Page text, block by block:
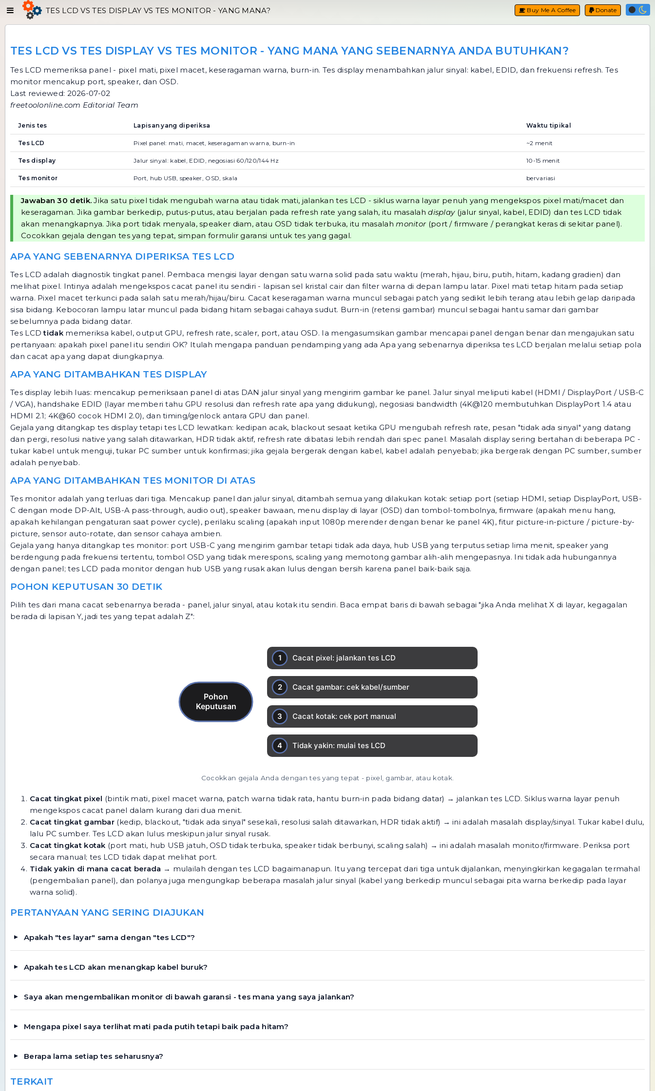
Donate
Buy Me A Coffee
TES LCD VS TES DISPLAY VS TES MONITOR - YANG MANA?
TES LCD VS TES DISPLAY VS TES MONITOR - YANG MANA YANG SEBENARNYA ANDA BUTUHKAN?
Tes LCD memeriksa panel - pixel mati, pixel macet, keseragaman warna, burn-in. Tes display menambahkan jalur sinyal: kabel, EDID, dan frekuensi refresh. Tes
monitor mencakup port, speaker, dan OSD.
Last reviewed: 2026-07-02
freetoolonline.com Editorial Team
Jenis tes Lapisan yang diperiksa Waktu tipikal
Tes LCD Pixel panel: mati, macet, keseragaman warna, burn-in ~2 menit
Tes display Jalur sinyal: kabel, EDID, negosiasi 60/120/144 Hz 10-15 menit
Tes monitor Port, hub USB, speaker, OSD, skala bervariasi
Jawaban 30 detik. Jika satu pixel tidak mengubah warna atau tidak mati, jalankantes LCD - siklus warna layar penuh yang mengekspos pixel mati/macet dan
keseragaman. Jika gambar berkedip, putus-putus, atau berjalan pada refresh rate yang salah, itu masalahdisplay(jalur sinyal, kabel, EDID) dan tes LCD tidak
akan menangkapnya. Jika port tidak menyala, speaker diam, atau OSD tidak terbuka, itu masalahmonitor(port / firmware / perangkat keras di sekitar panel).
Cocokkan gejala dengan tes yang tepat, simpan formulir garansi untuk tes yang gagal.
APA YANG SEBENARNYA DIPERIKSA TES LCD
Tes LCD adalah diagnostik tingkat panel. Pembaca mengisi layar dengan satu warna solid pada satu waktu (merah, hijau, biru, putih, hitam, kadang gradien) dan
melihat pixel. Intinya adalah mengekspos cacat panel itu sendiri - lapisan sel kristal cair dan filter warna di depan lampu latar. Pixel mati tetap hitam pada setiap
warna. Pixel macet terkunci pada salah satu merah/hijau/biru. Cacat keseragaman warna muncul sebagai patch yang sedikit lebih terang atau lebih gelap daripada
sisa bidang. Kebocoran lampu latar muncul pada bidang hitam sebagai cahaya sudut. Burn-in (retensi gambar) muncul sebagai hantu samar dari gambar
sebelumnya pada bidang datar.
Tes LCDtidakmemeriksa kabel, output GPU, refresh rate, scaler, port, atau OSD. Ia mengasumsikan gambar mencapai panel dengan benar dan mengajukan satu
pertanyaan: apakah pixel panel itu sendiri OK? Itulah mengapa panduan pendamping yang ada Apa yang sebenarnya diperiksa tes LCD berjalan melalui setiap pola
dan cacat apa yang dapat diungkapnya.
APA YANG DITAMBAHKAN TES DISPLAY
Tes display lebih luas: mencakup pemeriksaan panel di atas DAN jalur sinyal yang mengirim gambar ke panel. Jalur sinyal meliputi kabel (HDMI / DisplayPort / USB-C
/ VGA), handshake EDID (layar memberi tahu GPU resolusi dan refresh rate apa yang didukung), negosiasi bandwidth (4K@120 membutuhkan DisplayPort 1.4 atau
HDMI 2.1; 4K@60 cocok HDMI 2.0), dan timing/genlock antara GPU dan panel.
Gejala yang ditangkap tes display tetapi tes LCD lewatkan: kedipan acak, blackout sesaat ketika GPU mengubah refresh rate, pesan "tidak ada sinyal" yang datang
dan pergi, resolusi native yang salah ditawarkan, HDR tidak aktif, refresh rate dibatasi lebih rendah dari spec panel. Masalah display sering bertahan di beberapa PC -
tukar kabel untuk menguji, tukar PC sumber untuk konfirmasi; jika gejala bergerak dengan kabel, kabel adalah penyebab; jika bergerak dengan PC sumber, sumber
adalah penyebab.
APA YANG DITAMBAHKAN TES MONITOR DI ATAS
Tes monitor adalah yang terluas dari tiga. Mencakup panel dan jalur sinyal, ditambah semua yang dilakukan kotak: setiap port (setiap HDMI, setiap DisplayPort, USB-
C dengan mode DP-Alt, USB-A pass-through, audio out), speaker bawaan, menu display di layar (OSD) dan tombol-tombolnya, firmware (apakah menu hang,
apakah kehilangan pengaturan saat power cycle), perilaku scaling (apakah input 1080p merender dengan benar ke panel 4K), fitur picture-in-picture / picture-by-
picture, sensor auto-rotate, dan sensor cahaya ambien.
Gejala yang hanya ditangkap tes monitor: port USB-C yang mengirim gambar tetapi tidak ada daya, hub USB yang terputus setiap lima menit, speaker yang
berdengung pada frekuensi tertentu, tombol OSD yang tidak merespons, scaling yang memotong gambar alih-alih mengepasnya. Ini tidak ada hubungannya
dengan panel; tes LCD pada monitor dengan hub USB yang rusak akan lulus dengan bersih karena panel baik-baik saja.
POHON KEPUTUSAN 30 DETIK
Pilih tes dari mana cacat sebenarnya berada - panel, jalur sinyal, atau kotak itu sendiri. Baca empat baris di bawah sebagai "jika Anda melihat X di layar, kegagalan
berada di lapisan Y, jadi tes yang tepat adalah Z":
Cocokkan gejala Anda dengan tes yang tepat - pixel, gambar, atau kotak.
Cacat tingkat pixel (bintik mati, pixel macet warna, patch warna tidak rata, hantu burn-in pada bidang datar) → jalankantes LCD. Siklus warna layar penuh
mengekspos cacat panel dalam kurang dari dua menit.
Cacat tingkat gambar (kedip, blackout, "tidak ada sinyal" sesekali, resolusi salah ditawarkan, HDR tidak aktif) → ini adalah masalah display/sinyal. Tukar kabel dulu,
lalu PC sumber. Tes LCD akan lulus meskipun jalur sinyal rusak.
Cacat tingkat kotak (port mati, hub USB jatuh, OSD tidak terbuka, speaker tidak berbunyi, scaling salah) → ini adalah masalah monitor/firmware. Periksa port
secara manual; tes LCD tidak dapat melihat port.
Tidak yakin di mana cacat berada → mulailah dengantes LCD bagaimanapun. Itu yang tercepat dari tiga untuk dijalankan, menyingkirkan kegagalan termahal
(pengembalian panel), dan polanya juga mengungkap beberapa masalah jalur sinyal (kabel yang berkedip muncul sebagai pita warna berkedip pada layar
warna solid).
PERTANYAAN YANG SERING DIAJUKAN
Apakah "tes layar" sama dengan "tes LCD"?
Apakah tes LCD akan menangkap kabel buruk?
Saya akan mengembalikan monitor di bawah garansi - tes mana yang saya jalankan?
Mengapa pixel saya terlihat mati pada putih tetapi baik pada hitam?
Berapa lama setiap tes seharusnya?
TERKAIT